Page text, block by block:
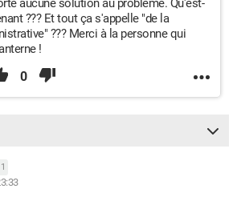
??? Et tout ça s'appelle "de la
??? Merci à la personne qui
!
0
1